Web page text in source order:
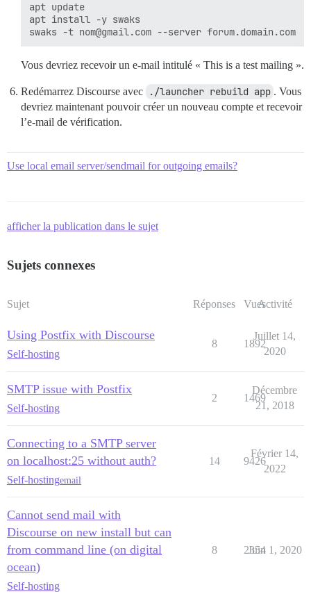
apt update
apt install -y swaks
Vous devriez recevoir un e-mail intitulé « This is a test mailing ».
Redémarrez Discourse avec ./launcher rebuild app . Vous
devriez maintenant pouvoir créer un nouveau compte et recevoir
l’e-mail de vérification.
Use local email server/sendmail for outgoing emails?
afficher la publication dans le sujet
Sujets connexes
Sujet Réponses VuesActivité
Using Postfix with Discourse
Self-hosting
8 1892
Juillet 14,
2020
SMTP issue with Postfix
Self-hosting
2 1469
Décembre
21, 2018
Connecting to a SMTP server
on localhost:25 without auth?
Self-hostingemail
14 9426
Février 14,
2022
Cannot send mail with
Discourse on new install but can
from command line (on digital
ocean)
Self-hosting
8 2354
Juin 1, 2020